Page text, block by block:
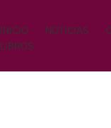
INICIO NOTICIAS
LIBROS